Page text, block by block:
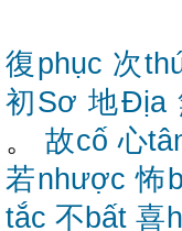
復phục 次
初Sơ 地Địa
。故cố 心
若nhược 怖
tắc 不bất 喜